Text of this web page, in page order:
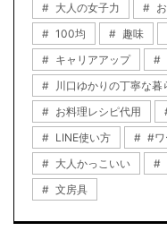
大人の女子力
100均
趣味
キャリアアップ
川口ゆかりの丁寧な暮
お料理レシピ代用
LINE使い方
#ワ
大人かっこいい
文房具